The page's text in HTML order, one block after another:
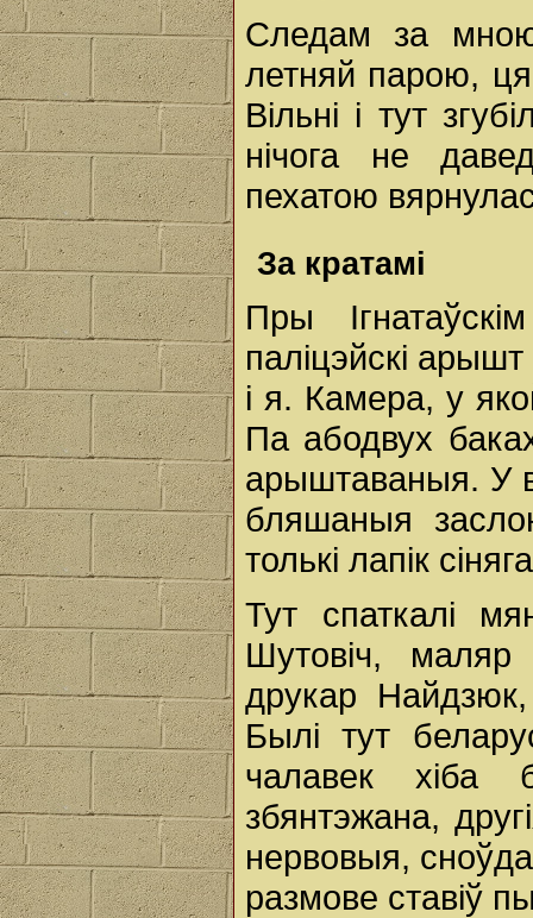
Следам за
летняй парою,
Вільні i тут
нічога не
пехатою
За кратамі
Пры
паліцэйскі
i я. Камера, у
Па абодвух
арыштаваныя. У
бляшаныя
толькі лапік
Тут спаткалі
Шутовіч, маляр
друкар
Былі тут
чалавек хіба
збянтэжана,
нервовыя,
размове ставіў